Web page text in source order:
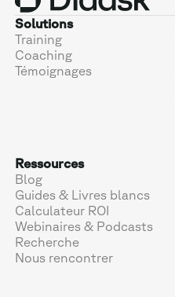
Solutions
Training
Coaching
Témoignages
Ressources
Blog
Guides & Livres blancs
Calculateur ROI
Webinaires & Podcasts
Recherche
Nous rencontrer